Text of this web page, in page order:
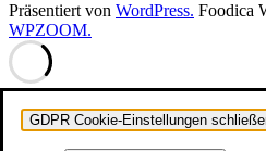
Präsentiert von WordPress. Foodica
WPZOOM.
GDPR Cookie-Einstellungen